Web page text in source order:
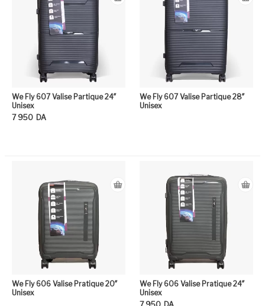
We Fly 607 Valise Partique 24″
Unisex
7 950 DA
We Fly 607 Valise Partique 28″
Unisex
We Fly 606 Valise Pratique 20″
Unisex
We Fly 606 Valise Pratique 24″
Unisex